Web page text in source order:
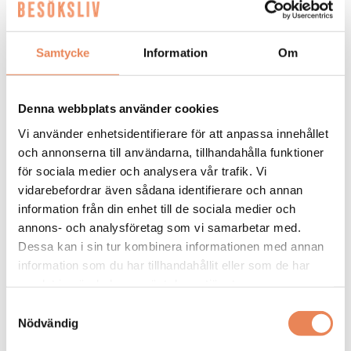
Samtycke Information Om
Denna webbplats använder cookies
Vi använder enhetsidentifierare för att anpassa innehållet
och annonserna till användarna, tillhandahålla funktioner
för sociala medier och analysera vår trafik. Vi
vidarebefordrar även sådana identifierare och annan
information från din enhet till de sociala medier och
annons- och analysföretag som vi samarbetar med.
Dessa kan i sin tur kombinera informationen med annan
information som du har tillhandahållit eller som de har
Nödvändig
General
Manager/Hotelldirektör
Arbetsgivare: Quality Hotel Grand
Placeringsort: Falun
Sista ansökningsdag: 2026-09-04
LÄS MER